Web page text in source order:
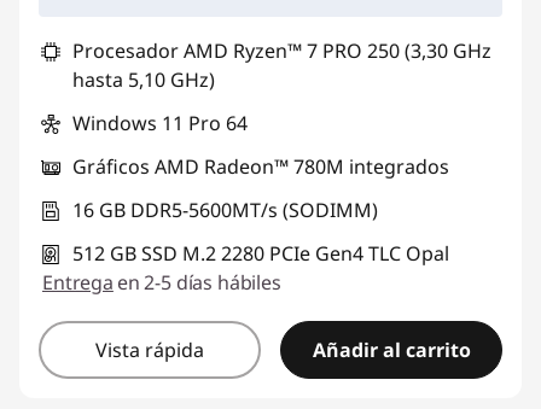
Procesador AMD Ryzen™ 7 PRO 250 (3,30 GHz
hasta 5,10 GHz)
Windows 11 Pro 64
Gráficos AMD Radeon™ 780M integrados
16 GB DDR5-5600MT/s (SODIMM)
512 GB SSD M.2 2280 PCIe Gen4 TLC Opal
Entrega en 2-5 días hábiles
Vista rápida Añadir al carrito